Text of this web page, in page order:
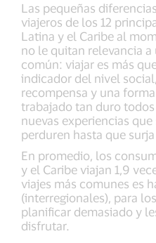
Las pequeñas
viajeros de los 12
Latina y el Caribe al
no le quitan relevancia
común: viajar es más
indicador del nivel
recompensa y una
trabajado tan duro
nuevas experiencias
perduren hasta que
En promedio, los
y el Caribe viajan 1,9
viajes más comunes es
(interregionales), para
planificar demasiado y
disfrutar.